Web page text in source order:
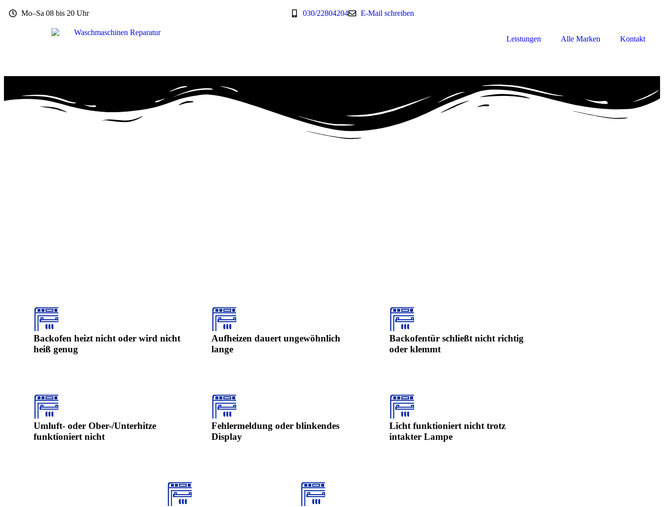
Mo–Sa 08 bis 20 Uhr 030/22804204 E-Mail schreiben
Leistungen Alle Marken Kontakt
Backofen heizt nicht oder wird nicht
heiß genug
Aufheizen dauert ungewöhnlich
lange
Backofentür schließt nicht richtig
oder klemmt
Umluft- oder Ober-/Unterhitze
funktioniert nicht
Fehlermeldung oder blinkendes
Display
Licht funktioniert nicht trotz
intakter Lampe